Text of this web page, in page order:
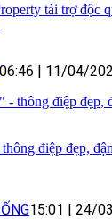
tài trợ độc
06:46 | 11/04/
điệp đẹp,
15:01 | 24/